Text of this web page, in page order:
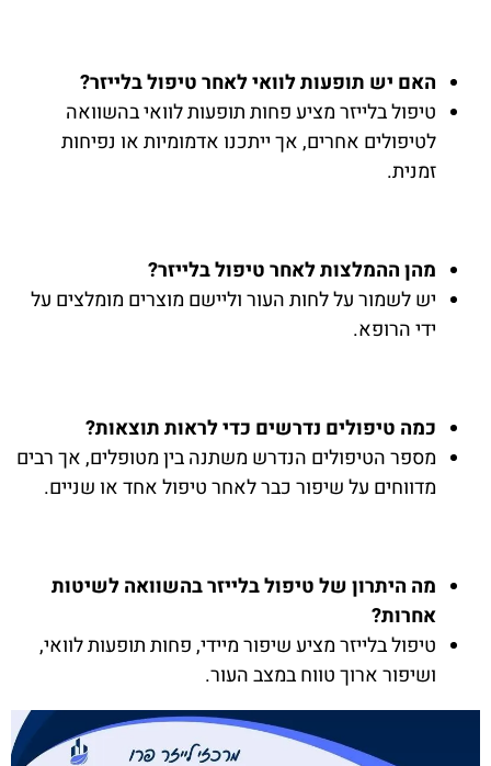
האם יש תופעות לוואי לאחר טיפול בלייזר?
טיפול בלייזר מציע פחות תופעות לוואי בהשוואה
לטיפולים אחרים, אך ייתכנו אדמומיות או נפיחות
זמנית.
מהן ההמלצות לאחר טיפול בלייזר?
יש לשמור על לחות העור וליישם מוצרים מומלצים על
ידי הרופא.
כמה טיפולים נדרשים כדי לראות תוצאות?
מספר הטיפולים הנדרש משתנה בין מטופלים, אך רבים
מדווחים על שיפור כבר לאחר טיפול אחד או שניים.
מה היתרון של טיפול בלייזר בהשוואה לשיטות
אחרות?
טיפול בלייזר מציע שיפור מיידי, פחות תופעות לוואי,
ושיפור ארוך טווח במצב העור.